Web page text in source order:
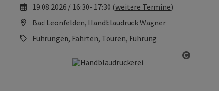
19.08.2026 / 16:30- 17:30 (weitere Termine)
Bad Leonfelden, Handblaudruck Wagner
Führungen, Fahrten, Touren, Führung